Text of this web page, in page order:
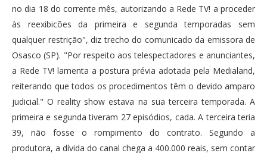
no dia 18 do corrente mês, autorizando a Rede TV! a proceder
às reexibicões da primeira e segunda temporadas sem
qualquer restrição", diz trecho do comunicado da emissora de
Osasco (SP). "Por respeito aos telespectadores e anunciantes,
a Rede TV! lamenta a postura prévia adotada pela Medialand,
reiterando que todos os procedimentos têm o devido amparo
judicial." O reality show estava na sua terceira temporada. A
primeira e segunda tiveram 27 episódios, cada. A terceira teria
39, não fosse o rompimento do contrato. Segundo a
produtora, a dívida do canal chega a 400.000 reais, sem contar